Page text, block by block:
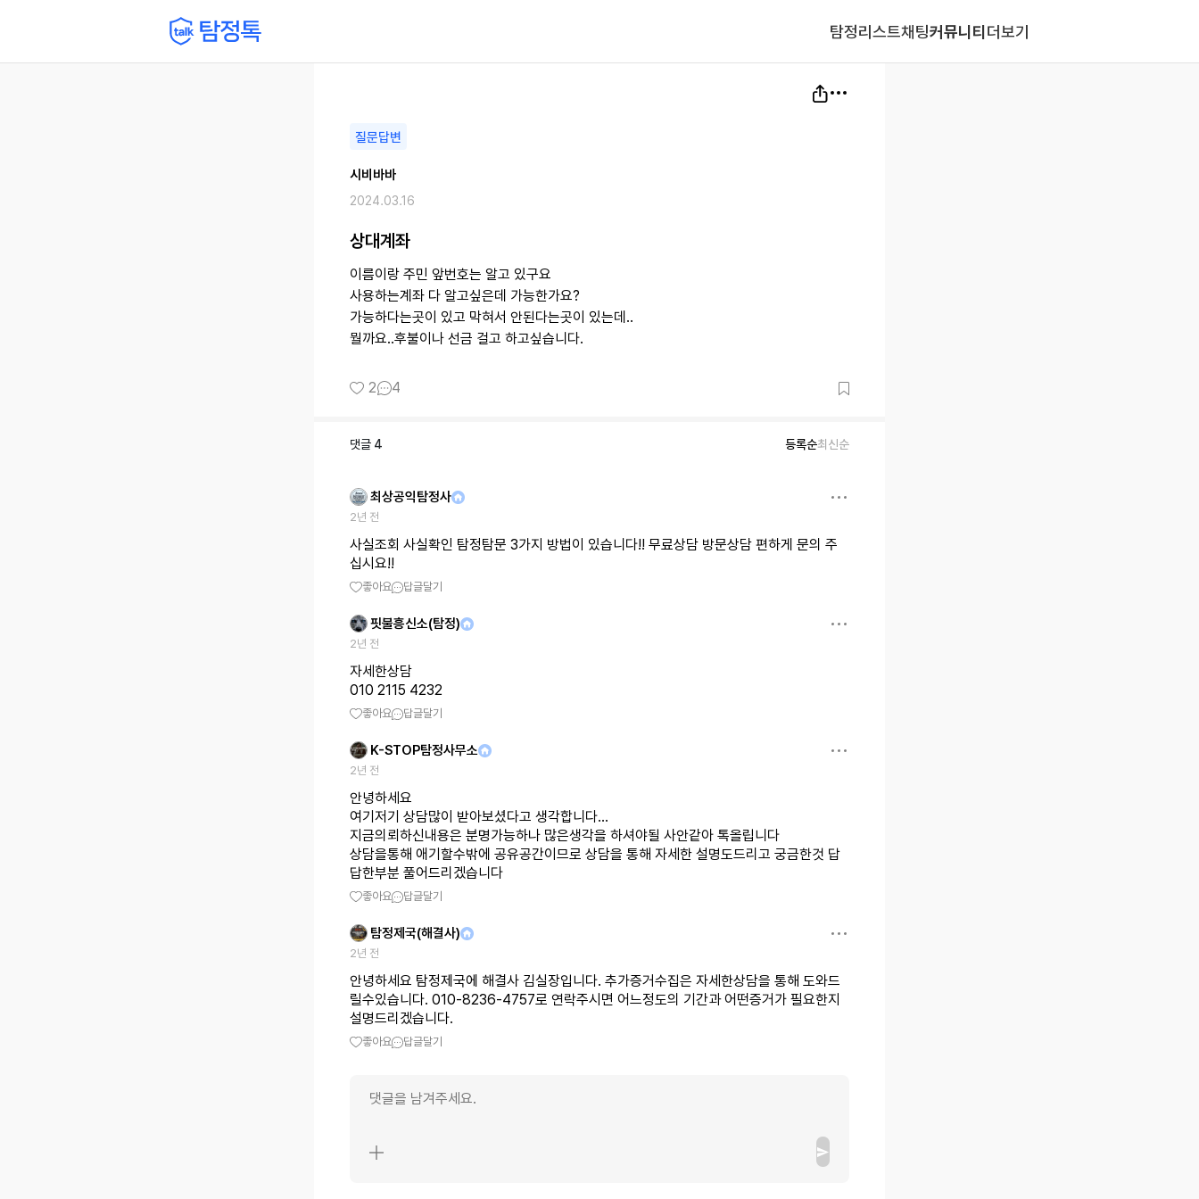
탐정리스트채팅커뮤니티더보기
질문답변
시비바바
2024.03.16
상대계좌
이름이랑 주민 앞번호는 알고 있구요
사용하는계좌 다 알고싶은데 가능한가요?
가능하다는곳이 있고 막혀서 안된다는곳이 있는데..
2 4
댓글 4 등록순최신순
최상공익탐정사
2년 전
사실조회 사실확인 탐정탐문 3가지 방법이 있습니다!! 무료상담 방문상담 편하게 문의 주
십시요!!
좋아요 답글달기
핏불흥신소(탐정)
2년 전
자세한상담
010 2115 4232
좋아요 답글달기
K-STOP탐정사무소
2년 전
안녕하세요
여기저기 상담많이 받아보셨다고 생각합니다...
지금의뢰하신내용은 분명가능하나 많은생각을 하셔야될 사안같아 톡올립니다
상담을통해 애기할수밖에 공유공간이므로 상담을 통해 자세한 설명도드리고 궁금한것 답
답한부분 풀어드리겠습니다
좋아요 답글달기
탐정제국(해결사)
2년 전
안녕하세요 탐정제국에 해결사 김실장입니다. 추가증거수집은 자세한상담을 통해 도와드
릴수있습니다. 010-8236-4757로 연락주시면 어느정도의 기간과 어떤증거가 필요한지
설명드리겠습니다.
좋아요 답글달기